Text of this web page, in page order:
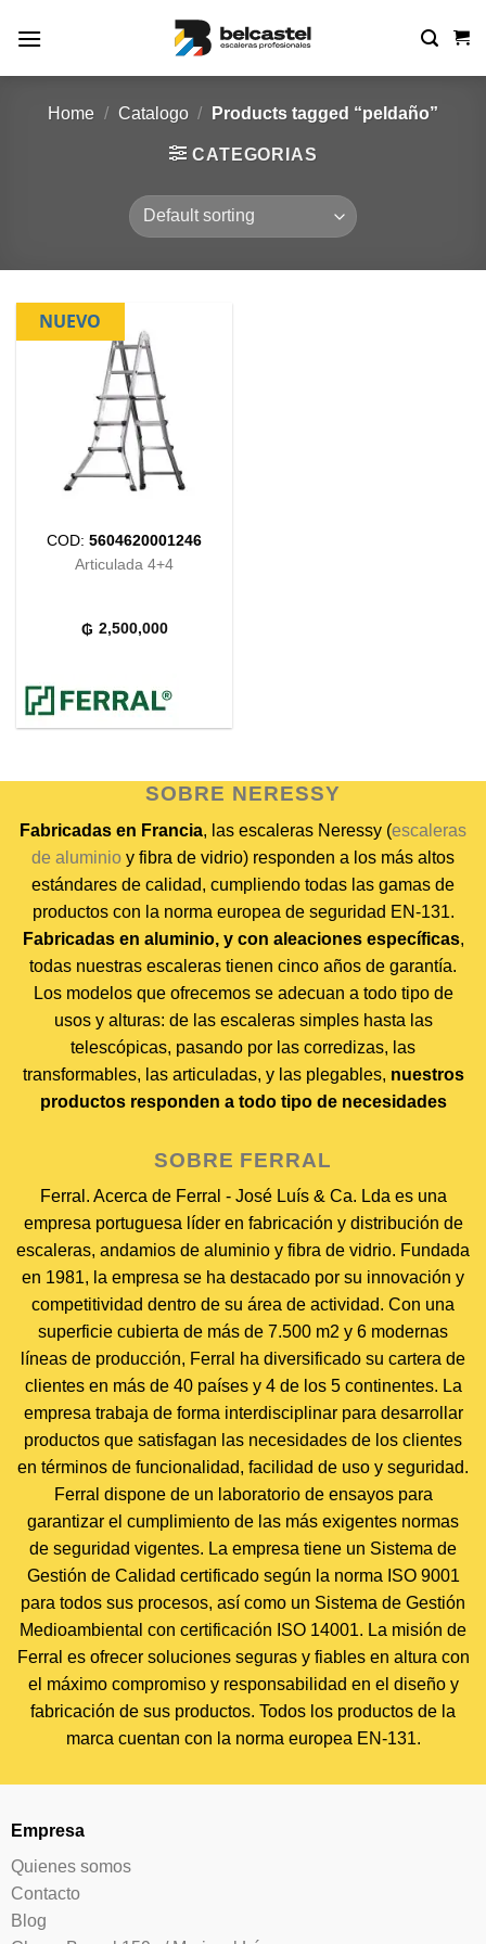
Home / Catalogo / Products tagged “peldaño”
CATEGORIAS
NUEVO
COD: 5604620001246
Articulada 4+4
₲ 2,500,000
SOBRE NERESSY
Fabricadas en Francia, las escaleras Neressy (escaleras
de aluminio y fibra de vidrio) responden a los más altos
estándares de calidad, cumpliendo todas las gamas de
productos con la norma europea de seguridad EN-131.
Fabricadas en aluminio, y con aleaciones específicas,
todas nuestras escaleras tienen cinco años de garantía.
Los modelos que ofrecemos se adecuan a todo tipo de
usos y alturas: de las escaleras simples hasta las
telescópicas, pasando por las corredizas, las
transformables, las articuladas, y las plegables, nuestros
productos responden a todo tipo de necesidades
SOBRE FERRAL
Ferral. Acerca de Ferral - José Luís & Ca. Lda es una
empresa portuguesa líder en fabricación y distribución de
escaleras, andamios de aluminio y fibra de vidrio. Fundada
en 1981, la empresa se ha destacado por su innovación y
competitividad dentro de su área de actividad. Con una
superficie cubierta de más de 7.500 m2 y 6 modernas
líneas de producción, Ferral ha diversificado su cartera de
clientes en más de 40 países y 4 de los 5 continentes. La
empresa trabaja de forma interdisciplinar para desarrollar
productos que satisfagan las necesidades de los clientes
en términos de funcionalidad, facilidad de uso y seguridad.
Ferral dispone de un laboratorio de ensayos para
garantizar el cumplimiento de las más exigentes normas
de seguridad vigentes. La empresa tiene un Sistema de
Gestión de Calidad certificado según la norma ISO 9001
para todos sus procesos, así como un Sistema de Gestión
Medioambiental con certificación ISO 14001. La misión de
Ferral es ofrecer soluciones seguras y fiables en altura con
el máximo compromiso y responsabilidad en el diseño y
fabricación de sus productos. Todos los productos de la
marca cuentan con la norma europea EN-131.
Empresa
Quienes somos
Contacto
Blog